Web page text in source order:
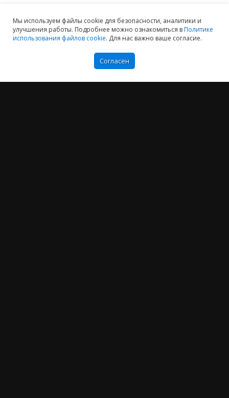
Мы используем файлы cookie для безопасности, аналитики и
улучшения работы. Подробнее можно ознакомиться вПолитике
использования файлов cookie. Для нас важно ваше согласие.
Согласен